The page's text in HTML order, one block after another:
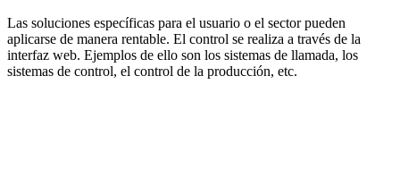
Las soluciones específicas para el usuario o el sector pueden
aplicarse de manera rentable. El control se realiza a través de la
interfaz web. Ejemplos de ello son los sistemas de llamada, los
sistemas de control, el control de la producción, etc.